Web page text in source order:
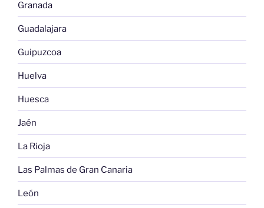
Granada
Guadalajara
Guipuzcoa
Huelva
Huesca
Jaén
La Rioja
Las Palmas de Gran Canaria
León